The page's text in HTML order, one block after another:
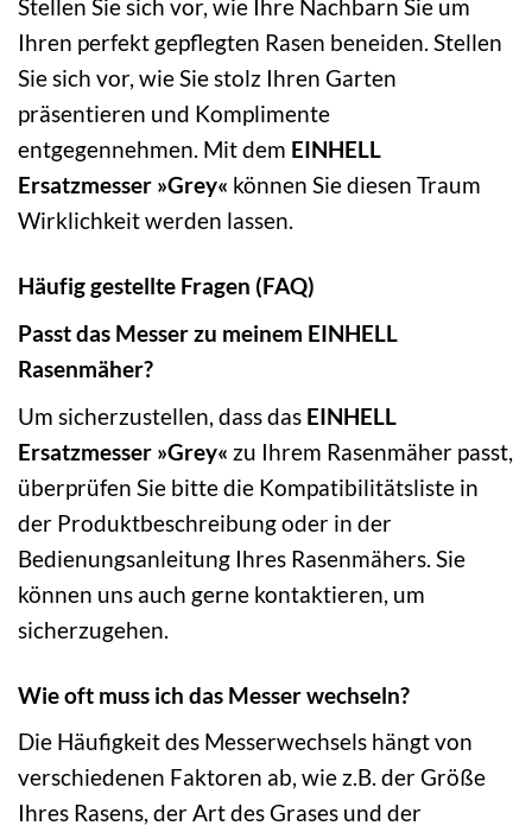
Stellen Sie sich vor, wie Ihre Nachbarn Sie um
Ihren perfekt gepflegten Rasen beneiden. Stellen
Sie sich vor, wie Sie stolz Ihren Garten
präsentieren und Komplimente
entgegennehmen. Mit dem EINHELL
Ersatzmesser »Grey« können Sie diesen Traum
Wirklichkeit werden lassen.
Häufig gestellte Fragen (FAQ)
Passt das Messer zu meinem EINHELL
Rasenmäher?
Um sicherzustellen, dass das EINHELL
Ersatzmesser »Grey« zu Ihrem Rasenmäher passt,
überprüfen Sie bitte die Kompatibilitätsliste in
der Produktbeschreibung oder in der
Bedienungsanleitung Ihres Rasenmähers. Sie
können uns auch gerne kontaktieren, um
sicherzugehen.
Wie oft muss ich das Messer wechseln?
Die Häufigkeit des Messerwechsels hängt von
verschiedenen Faktoren ab, wie z.B. der Größe
Ihres Rasens, der Art des Grases und der